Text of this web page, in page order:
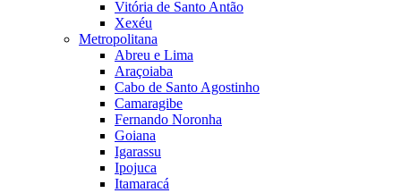
Vitória de Santo Antão
Xexéu
Metropolitana
Abreu e Lima
Araçoiaba
Cabo de Santo Agostinho
Camaragibe
Fernando Noronha
Goiana
Igarassu
Ipojuca
Itamaracá